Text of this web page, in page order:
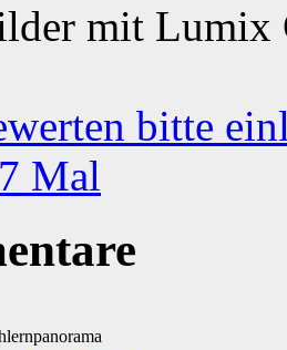
mit Lumix
bitte
7 Mal